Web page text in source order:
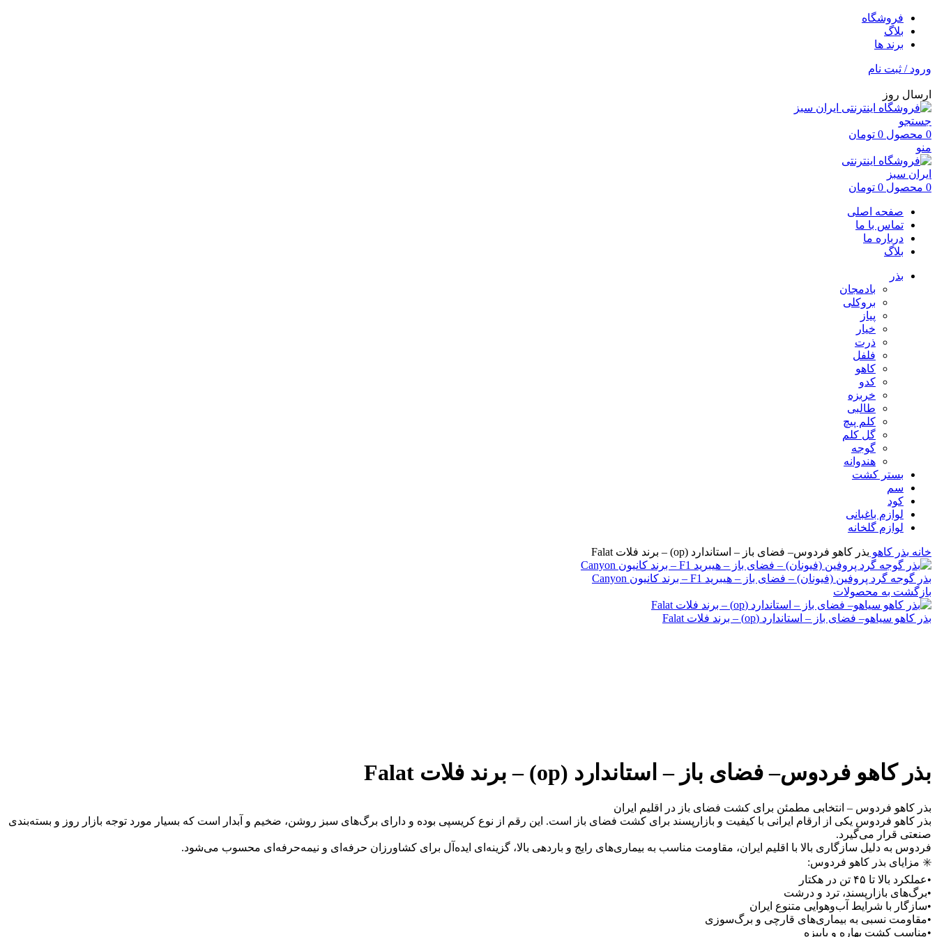
فروشگاه
بلاگ
برند ها
ورود / ثبت نام
ارسال روز
جستجو
0 محصول 0 تومان
منو
0 محصول 0 تومان
صفحه اصلی
تماس با ما
درباره ما
بلاگ
بذر
بادمجان
بروکلی
پیاز
خیار
ذرت
فلفل
کاهو
کدو
خربزه
طالبی
کلم پیچ
گل کلم
گوجه
هندوانه
بستر کشت
سم
کود
لوازم باغبانی
لوازم گلخانه
خانه بذر کاهو بذر کاهو فردوس– فضای باز – استاندارد (op) – برند فلات Falat
بذر گوجه گرد پروفین (فیونان) – فضای باز – هیبرید F1 – برند کانیون Canyon
بازگشت به محصولات
بذر کاهو سیاهو– فضای باز – استاندارد (op) – برند فلات Falat
بذر کاهو فردوس– فضای باز – استاندارد (op) – برند فلات Falat
بذر کاهو فردوس – انتخابی مطمئن برای کشت فضای باز در اقلیم ایران
بذر کاهو فردوس یکی از ارقام ایرانی با کیفیت و بازارپسند برای کشت فضای باز است. این رقم از نوع کریسپی بوده و دارای برگ‌های سبز روشن، ضخیم و آبدار است که بسیار مورد توجه بازار روز و بسته‌بندی
صنعتی قرار می‌گیرد.
فردوس به دلیل سازگاری بالا با اقلیم ایران، مقاومت مناسب به بیماری‌های رایج و باردهی بالا، گزینه‌ای ایده‌آل برای کشاورزان حرفه‌ای و نیمه‌حرفه‌ای محسوب می‌شود.
✳️ مزایای بذر کاهو فردوس:
•عملکرد بالا تا ۴۵ تن در هکتار
•برگ‌های بازارپسند، ترد و درشت
•سازگار با شرایط آب‌وهوایی متنوع ایران
•مقاومت نسبی به بیماری‌های قارچی و برگ‌سوزی
•مناسب کشت بهاره و پاییزه